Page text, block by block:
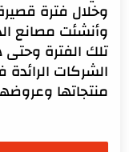
وخلال فترة
تلك الفترة
الشركات
منتجاتها